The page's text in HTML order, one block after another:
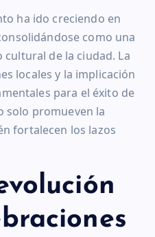
ha ido creciendo en
como una
cultural de la ciudad. La
locales y la implicación
para el éxito de
solo promueven la
fortalecen los lazos